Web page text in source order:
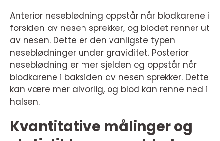
Anterior neseblødning oppstår når blodkarene i
forsiden av nesen sprekker, og blodet renner ut
av nesen. Dette er den vanligste typen
neseblødninger under graviditet. Posterior
neseblødning er mer sjelden og oppstår når
blodkarene i baksiden av nesen sprekker. Dette
kan være mer alvorlig, og blod kan renne ned i
halsen.
Kvantitative målinger og